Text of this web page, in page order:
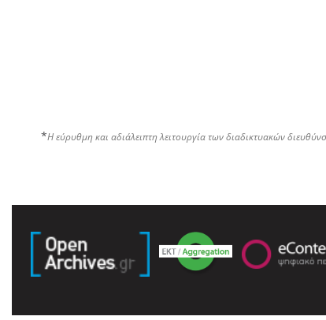
*Η εύρυθμη και αδιάλειπτη λειτουργία των διαδικτυακών